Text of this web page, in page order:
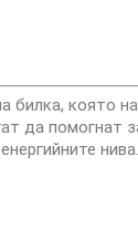
билка, която
да помогнат
нива.